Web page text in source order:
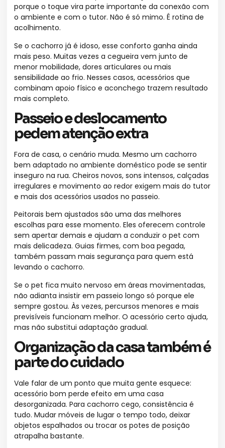
porque o toque vira parte importante da conexão com
o ambiente e com o tutor. Não é só mimo. É rotina de
acolhimento.
Se o cachorro já é idoso, esse conforto ganha ainda
mais peso. Muitas vezes a cegueira vem junto de
menor mobilidade, dores articulares ou mais
sensibilidade ao frio. Nesses casos, acessórios que
combinam apoio físico e aconchego trazem resultado
mais completo.
Passeio e deslocamento
pedem atenção extra
Fora de casa, o cenário muda. Mesmo um cachorro
bem adaptado no ambiente doméstico pode se sentir
inseguro na rua. Cheiros novos, sons intensos, calçadas
irregulares e movimento ao redor exigem mais do tutor
e mais dos acessórios usados no passeio.
Peitorais bem ajustados são uma das melhores
escolhas para esse momento. Eles oferecem controle
sem apertar demais e ajudam a conduzir o pet com
mais delicadeza. Guias firmes, com boa pegada,
também passam mais segurança para quem está
levando o cachorro.
Se o pet fica muito nervoso em áreas movimentadas,
não adianta insistir em passeio longo só porque ele
sempre gostou. Às vezes, percursos menores e mais
previsíveis funcionam melhor. O acessório certo ajuda,
mas não substitui adaptação gradual.
Organização da casa também é
parte do cuidado
Vale falar de um ponto que muita gente esquece:
acessório bom perde efeito em uma casa
desorganizada. Para cachorro cego, consistência é
tudo. Mudar móveis de lugar o tempo todo, deixar
objetos espalhados ou trocar os potes de posição
atrapalha bastante.